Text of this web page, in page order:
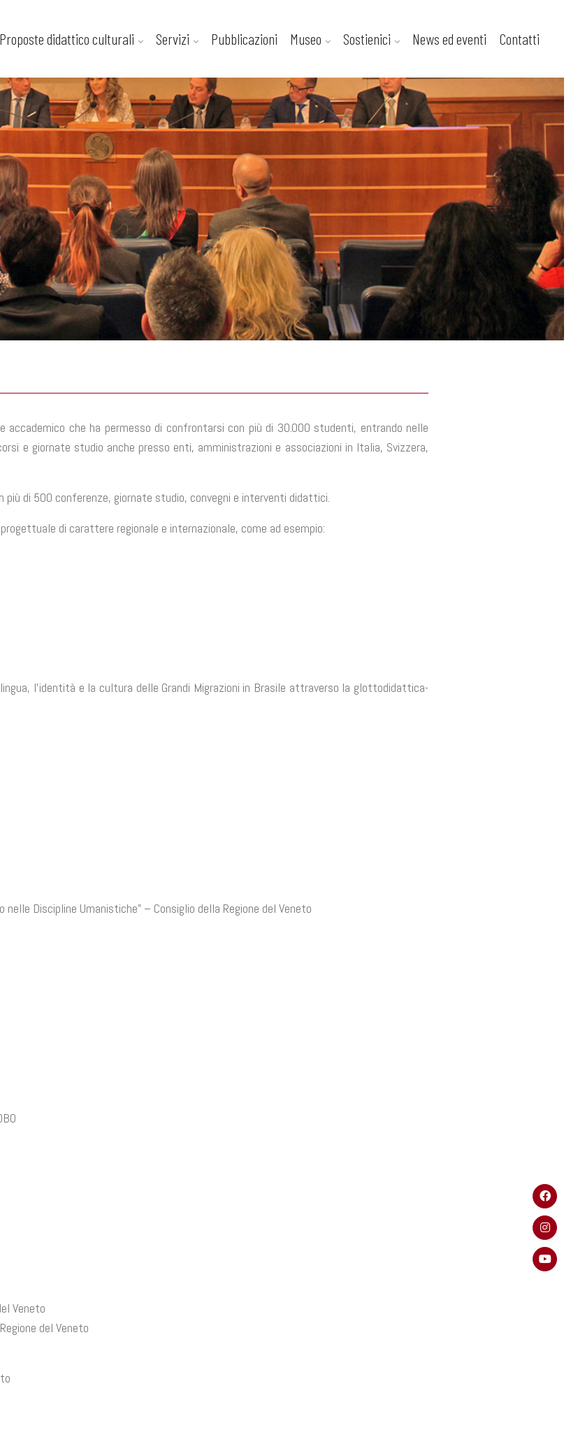
Proposte didattico culturali Servizi Pubblicazioni Museo Sostienici News ed eventi Contatti
accademico che ha permesso di confrontarsi con più di 30.000 studenti, entrando nelle
e giornate studio anche presso enti, amministrazioni e associazioni in Italia, Svizzera,
di 500 conferenze, giornate studio, convegni e interventi didattici.
di carattere regionale e internazionale, come ad esempio:
l’identità e la cultura delle Grandi Migrazioni in Brasile attraverso la glottodidattica-
Discipline Umanistiche” – Consiglio della Regione del Veneto
Veneto
del Veneto